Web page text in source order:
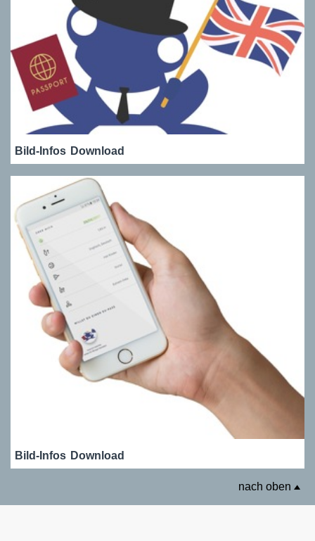
Bild-Infos Download
Bild-Infos Download
nach oben